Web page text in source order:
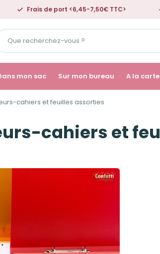
Frais de port <6,45-7,50€ TTC>
mon sac Sur mon bureau A la carte
cahiers et feuilles assorties
cahiers et